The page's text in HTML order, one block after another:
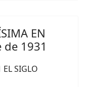
EN
de 1931
SIGLO